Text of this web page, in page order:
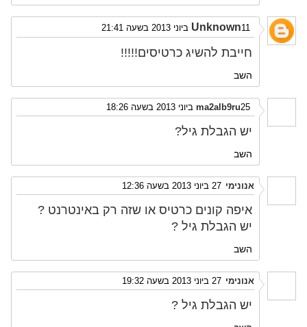
Unknown11 ביוני 2013 בשעה 21:41
חייבת להשיג כרטיסים!!!!!
השב
ma2alb9ru25 ביוני 2013 בשעה 18:26
יש הגבלת גיל?
השב
אנונימי 27 ביוני 2013 בשעה 12:36
איפה קונים כרטיס או שזה רק באינטרנט ?
יש הגבלת גיל ?
השב
אנונימי 27 ביוני 2013 בשעה 19:32
יש הגבלת גיל ?